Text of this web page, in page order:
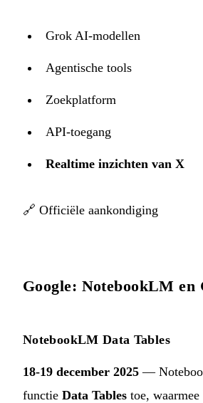
Grok AI-modellen
Agentische tools
Zoekplatform
API-toegang
Realtime inzichten van X
🔗 Officiële aankondiging
Google: NotebookLM
NotebookLM Data Tables
18-19 december 2025 —
functie Data Tables toe, waarmee